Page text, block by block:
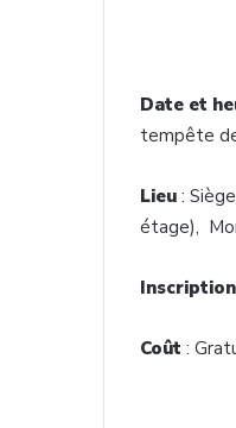
Date et
tempête
Lieu :
étage),
Coût :